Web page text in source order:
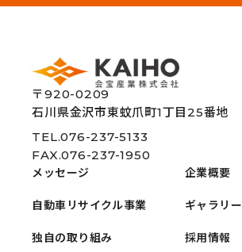
〒920-0209
石川県金沢市東蚊爪町1丁目25番地
TEL.076-237-5133
FAX.076-237-1950
メッセージ
自動車リサイクル事業
独自の取り組み
企業概要
ギャラリー
採用情報